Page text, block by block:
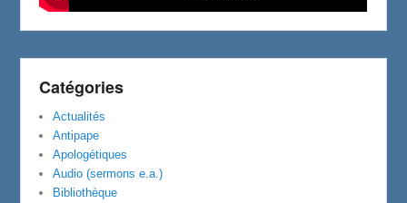
Catégories
Actualités
Antipape
Apologétiques
Audio (sermons e.a.)
Bibliothèque